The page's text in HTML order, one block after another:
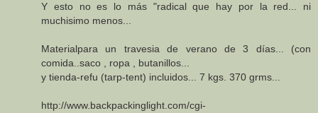
Y esto no es lo más "radical que hay por la red... ni
muchisimo menos...
Materialpara un travesia de verano de 3 días... (con
comida..saco , ropa , butanillos...
y tienda-refu (tarp-tent) incluidos... 7 kgs. 370 grms...
http://www.backpackinglight.com/cgi-